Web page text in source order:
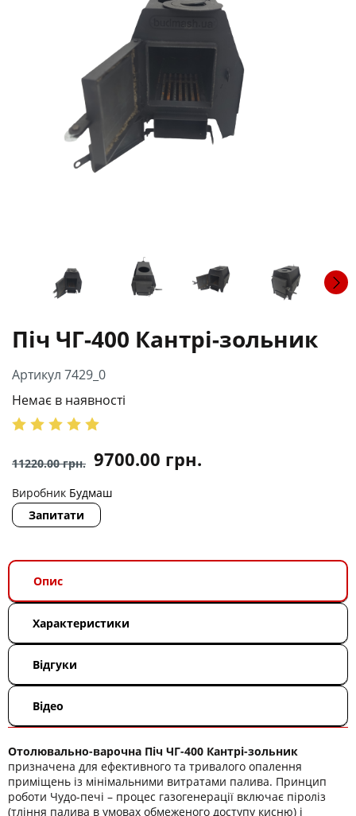
Піч ЧГ-400 Кантрі-зольник
Артикул 7429_0
Немає в наявності
11220.00грн. 9700.00 грн.
Виробник Будмаш
Запитати
Опис
Характеристики
Відгуки
Відео
Отолювально-варочна Піч ЧГ-400 Кантрі-зольник
призначена для ефективного та тривалого опалення
приміщень із мінімальними витратами палива. Принцип
роботи Чудо-печі – процес газогенерації включає піроліз
(тління палива в умовах обмеженого доступу кисню) і